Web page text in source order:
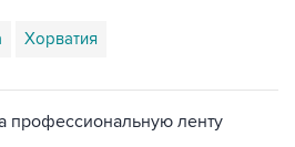
Хорватия
профессиональную ленту